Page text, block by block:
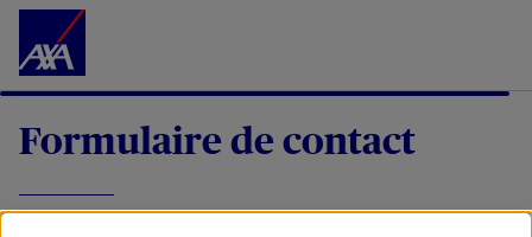
Accéder au Contenu
Formulaire de contact